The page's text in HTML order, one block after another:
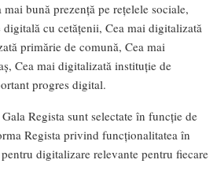
bună prezență pe rețelele sociale,
cu cetățenii, Cea mai digitalizată
primărie de comună, Cea mai
Cea mai digitalizată instituție de
progres digital.
Regista sunt selectate în funcție de
Regista privind funcționalitatea în
digitalizare relevante pentru fiecare